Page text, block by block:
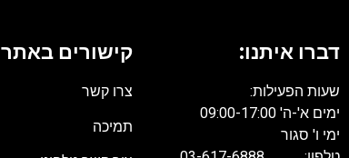
דברו איתנו:
שעות הפעילות:
ימים א'-ה' 09:00-17:00
ימי ו' סגור
קישורים באתר
צרו קשר
תמיכה